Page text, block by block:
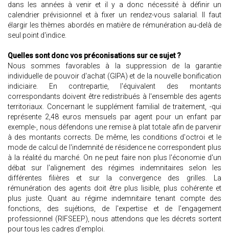
dans les années à venir et il y a donc nécessité à définir un
calendrier prévisionnel et à fixer un rendez-vous salarial. Il faut
élargir les thèmes abordés en matière de rémunération au-delà de
seul point d'indice.
Quelles sont donc vos préconisations sur ce sujet ?
Nous sommes favorables à la suppression de la garantie
individuelle de pouvoir d'achat (GIPA) et de la nouvelle bonification
indiciaire. En contrepartie, l'équivalent des montants
correspondants doivent être redistribués à l'ensemble des agents
territoriaux. Concernant le supplément familial de traitement, -qui
représente 2,48 euros mensuels par agent pour un enfant par
exemple-, nous défendons une remise à plat totale afin de parvenir
à des montants corrects. De même, les conditions d'octroi et le
mode de calcul de l'indemnité de résidence ne correspondent plus
à la réalité du marché. On ne peut faire non plus l'économie d'un
débat sur l'alignement des régimes indemnitaires selon les
différentes filières et sur la convergence des grilles. La
rémunération des agents doit être plus lisible, plus cohérente et
plus juste. Quant au régime indemnitaire tenant compte des
fonctions, des sujétions, de l'expertise et de l'engagement
professionnel (RIFSEEP), nous attendons que les décrets sortent
pour tous les cadres d'emploi.